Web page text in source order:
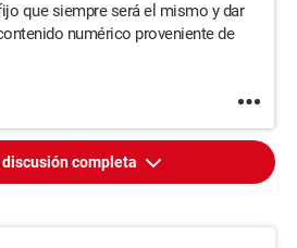
que siempre será el mismo y dar
numérico proveniente de
completa